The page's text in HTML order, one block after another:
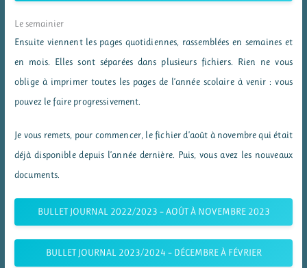
Le semainier
Ensuite viennent les pages quotidiennes, rassemblées en semaines et
en mois. Elles sont séparées dans plusieurs fichiers. Rien ne vous
oblige à imprimer toutes les pages de l’année scolaire à venir : vous
pouvez le faire progressivement.
Je vous remets, pour commencer, le fichier d’août à novembre qui était
déjà disponible depuis l’année dernière. Puis, vous avez les nouveaux
documents.
BULLET JOURNAL 2022/2023 – AOÛT À NOVEMBRE 2023
BULLET JOURNAL 2023/2024 – DÉCEMBRE À FÉVRIER